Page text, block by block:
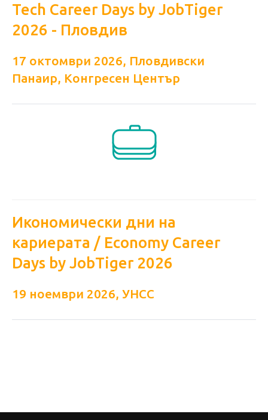
Tech Career Days by JobTiger
2026 - Пловдив
17 октомври 2026, Пловдивски
Панаир, Конгресен Център
Икономически дни на
кариерата / Economy Career
Days by JobTiger 2026
19 ноември 2026, УНСС